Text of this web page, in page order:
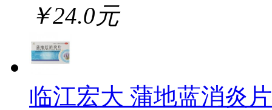
￥24.0元
临江宏大 蒲地蓝消炎片